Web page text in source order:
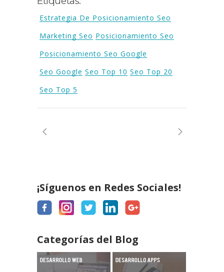
Estrategia De Posicionamiento Seo
Marketing Seo Posicionamiento Seo
Posicionamiento Seo Google
Seo Google Seo Top 10 Seo Top 20
Seo Top 5
¡Síguenos en Redes Sociales!
Categorías del Blog